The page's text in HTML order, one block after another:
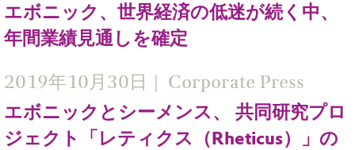
エボニック、世界経済の低迷が続く中、
年間業績見通しを確定
2019年10月30日
エボニックとシーメンス、 共同研究プロ
ジェクト「レティクス（Rheticus）」の
Corporate Press